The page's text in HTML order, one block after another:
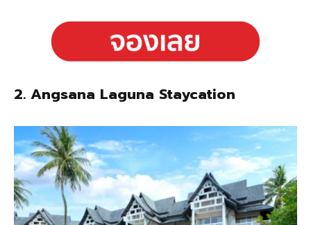
2. Angsana Laguna Staycation